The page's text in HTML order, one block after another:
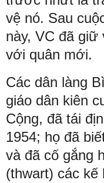
vệ nó. Sau
này, VC đã
với quân mới.
Các dân làng
giáo dân kiên
Cộng, đã tái
1954; họ đã
và đã cố gắng
(thwart) các kế